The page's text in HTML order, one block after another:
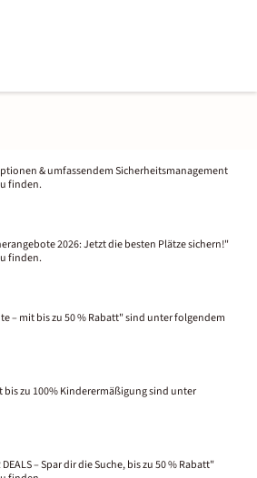
& umfassendem Sicherheitsmanagement
finden.
2026: Jetzt die besten Plätze sichern!"
finden.
– mit bis zu 50 % Rabatt" sind unter folgendem
bis zu 100% Kinderermäßigung sind unter
– Spar dir die Suche, bis zu 50 % Rabatt"